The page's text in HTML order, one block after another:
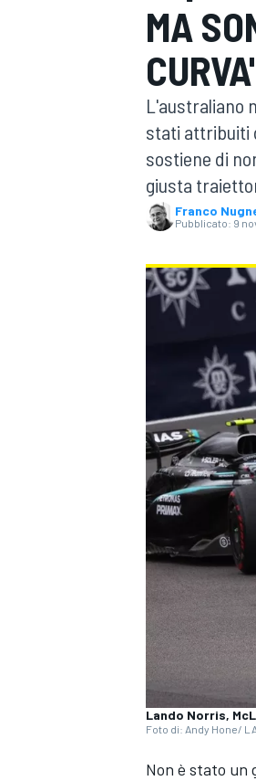
MOTOGP
WRC
MA
L'australiano
stati attribuiti
sostiene di
giusta
Franco
Pubblicato: 9
Lando Norris,
Foto di: Andy Hone/
Non è stato un